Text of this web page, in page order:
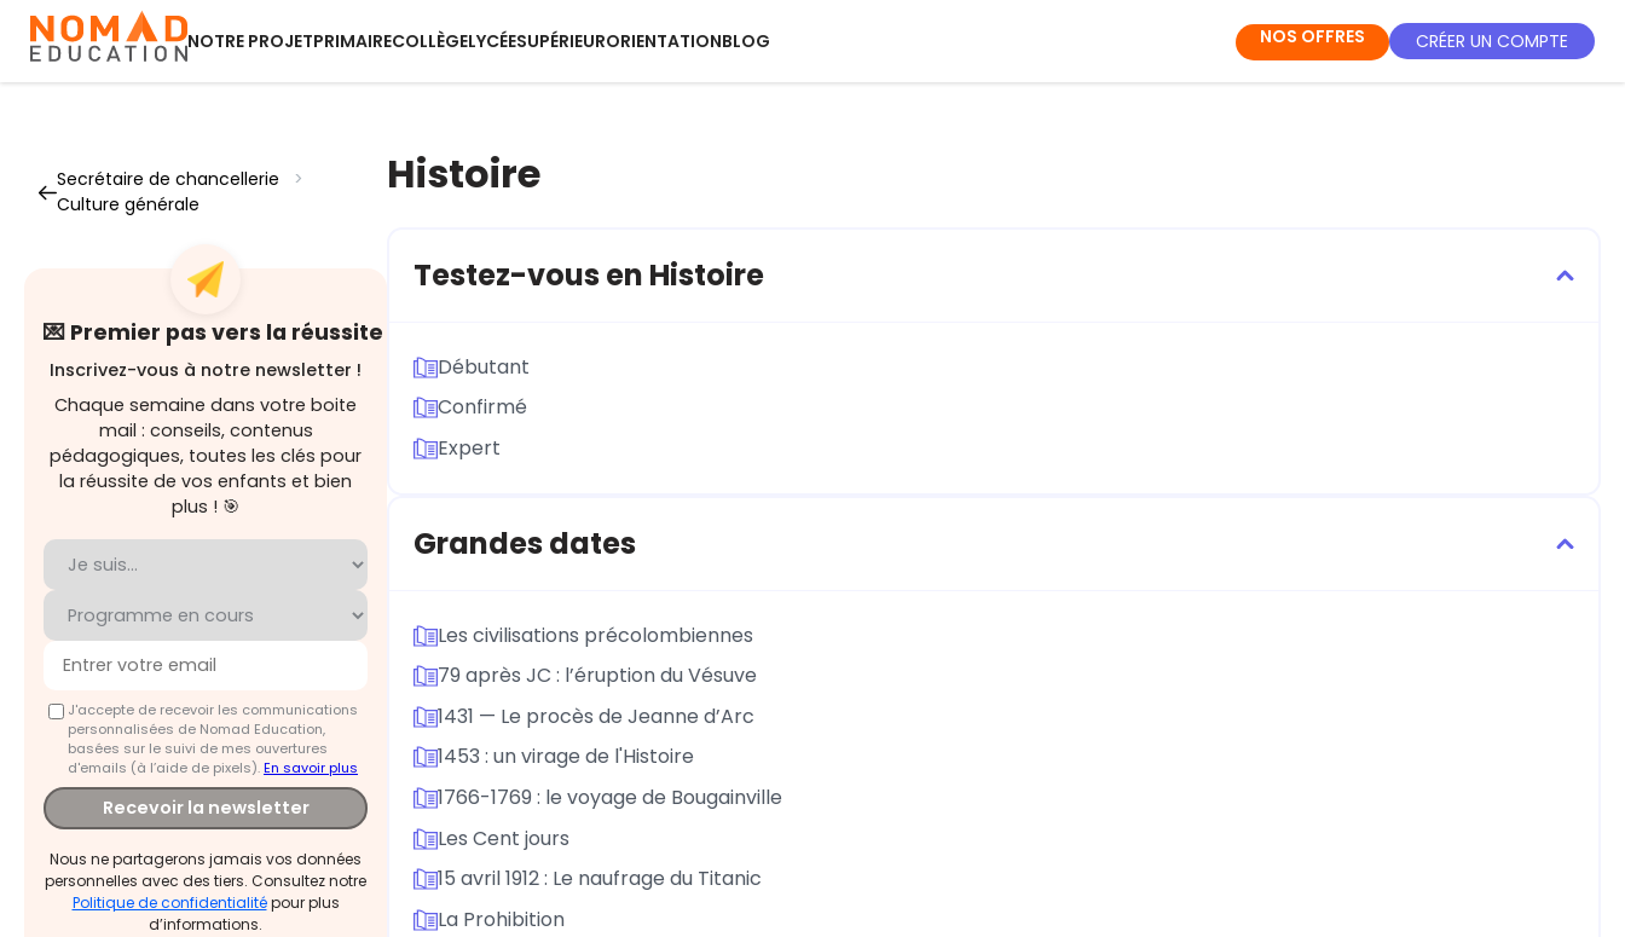
NOTRE PROJETPRIMAIRECOLLÈGELYCÉESUPÉRIEURORIENTATIONBLOG NOS OFFRES CRÉER UN COMPTE
Secrétaire de chancellerie
>
Culture générale
💌 Premier pas vers la réussite
Inscrivez-vous à notre newsletter !
Chaque semaine dans votre boite
mail : conseils, contenus
pédagogiques, toutes les clés pour
la réussite de vos enfants et bien
plus ! 🎯
J'accepte de recevoir les communications
personnalisées de Nomad Education,
basées sur le suivi de mes ouvertures
d'emails (à l’aide de pixels).En savoir plus
Recevoir la newsletter
Nous ne partagerons jamais vos données
personnelles avec des tiers. Consultez notre
Politique de confidentialitépour plus
d’informations.
Histoire
Testez-vous en Histoire
Débutant
Confirmé
Expert
Grandes dates
Les civilisations précolombiennes
79 après JC : l’éruption du Vésuve
1431 — Le procès de Jeanne d’Arc
1453 : un virage de l'Histoire
1766-1769 : le voyage de Bougainville
Les Cent jours
15 avril 1912 : Le naufrage du Titanic
La Prohibition